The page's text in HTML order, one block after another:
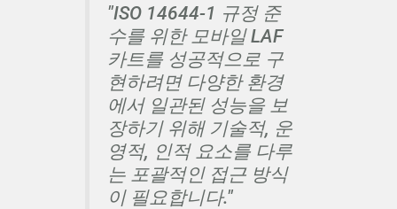
"ISO 14644-1 규정 준
수를 위한 모바일 LAF
카트를 성공적으로 구
현하려면 다양한 환경
에서 일관된 성능을 보
장하기 위해 기술적, 운
영적, 인적 요소를 다루
는 포괄적인 접근 방식
이 필요합니다."